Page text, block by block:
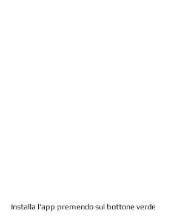
Installa l'app premendo sul bottone verde